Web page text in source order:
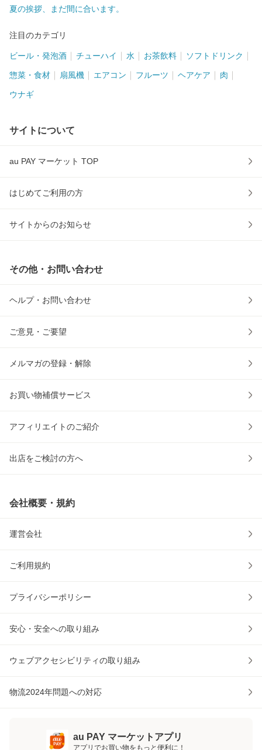
夏の挨拶、まだ間に合います。
注目のカテゴリ
ビール・発泡酒 チューハイ 水 お茶飲料 ソフトドリンク
惣菜・食材 扇風機 エアコン フルーツ ヘアケア 肉
ウナギ
サイトについて
au PAY マーケット TOP
はじめてご利用の方
サイトからのお知らせ
その他・お問い合わせ
ヘルプ・お問い合わせ
ご意見・ご要望
メルマガの登録・解除
お買い物補償サービス
アフィリエイトのご紹介
出店をご検討の方へ
会社概要・規約
運営会社
ご利用規約
プライバシーポリシー
安心・安全への取り組み
ウェブアクセシビリティの取り組み
物流2024年問題への対応
au PAY マーケットアプリ
アプリでお買い物をもっと便利に！